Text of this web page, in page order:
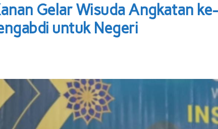
Gelar Wisuda Angkatan ke-
untuk Negeri